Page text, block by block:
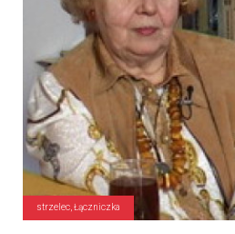
strzelec, Łączniczka